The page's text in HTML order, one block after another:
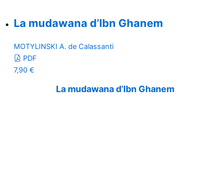
La mudawana d’Ibn Ghanem
MOTYLINSKI A. de Calassanti
PDF
7,90 €
La mudawana d’Ibn Ghanem